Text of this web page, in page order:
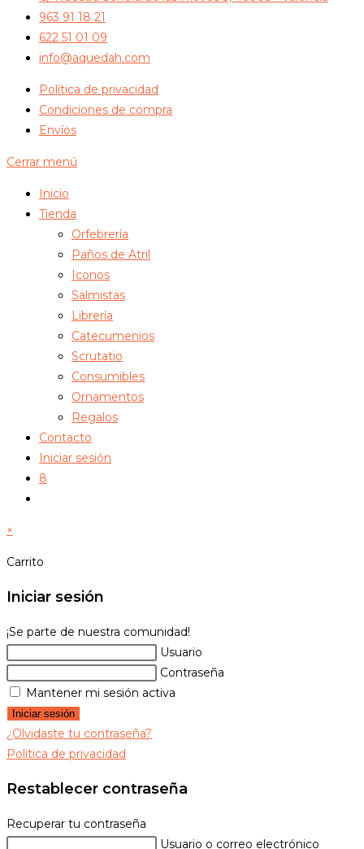
963 91 18 21
622 51 01 09
info@aquedah.com
Política de privacidad
Condiciones de compra
Envíos
Cerrar menú
Inicio
Tienda
Orfebrería
Paños de Atril
Iconos
Salmistas
Librería
Catecumenios
Scrutatio
Consumibles
Ornamentos
Regalos
Contacto
Iniciar sesión
8
la
×
Carrito
Iniciar sesión
¡Se parte de nuestra comunidad!
Usuario
Contraseña
Mantener mi sesión activa
Iniciar sesión
¿Olvidaste tu contraseña?
Política de privacidad
Restablecer contraseña
Recuperar tu contraseña
Usuario o correo electrónico